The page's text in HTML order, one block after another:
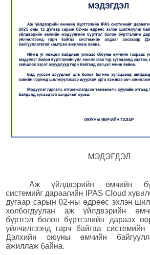
МЭДЭГДЭЛ
Аж үйлдвэрийн өмчийн
системийг дараагийн
IPAS Cloud
дугаар сарын 02-ны өдрөөс эхлэн
холбогдуулан аж үйлдвэрийн
бүртгэл болон бүртгэлийн дараах
үйлчилгээнд гарч байгаа системийн
Дэлхийн оюуны өмчийн
ажиллаж байна.